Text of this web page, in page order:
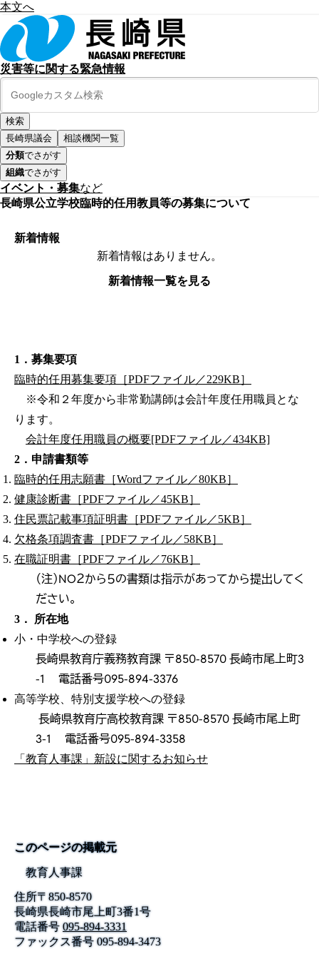
本文へ
災害等に関する緊急情報
長崎県議会
相談機関一覧
分類でさがす
組織でさがす
イベント・募集など
長崎県公立学校臨時的任用教員等の募集について
新着情報
新着情報はありません。
新着情報一覧を見る
1．募集要項
臨時的任用募集要項［PDFファイル／229KB］
※令和２年度から非常勤講師は会計年度任用職員とな
ります。
会計年度任用職員の概要[PDFファイル／434KB]
2．申請書類等
臨時的任用志願書［Wordファイル／80KB］
健康診断書［PDFファイル／45KB］
住民票記載事項証明書［PDFファイル／5KB］
欠格条項調査書［PDFファイル／58KB］
在職証明書［PDFファイル／76KB］
（注）NO２から５の書類は指示があってから提出してく
ださい。
3． 所在地
小・中学校への登録
長崎県教育庁義務教育課 〒850-8570 長崎市尾上町3
-1 電話番号095-894-3376
高等学校、特別支援学校への登録
長崎県教育庁高校教育課 〒850-8570 長崎市尾上町
3-1 電話番号095-894-3358
「教育人事課」新設に関するお知らせ
このページの掲載元
教育人事課
住所〒850-8570
長崎県長崎市尾上町3番1号
電話番号 095-894-3331
ファックス番号095-894-3473